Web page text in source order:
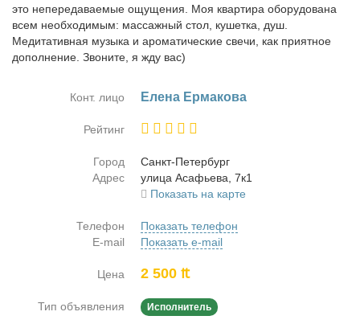
это непередаваемые ощущения. Моя квартира оборудована
всем необходимым: массажный стол, кушетка, душ.
Медитативная музыка и ароматические свечи, как приятное
дополнение. Звоните, я жду вас)
Конт. лицо Еле­на Ер­ма­ко­ва
Рейтинг
Город
Санкт-Пе­тер­бург
Адрес
ули­ца Аса­фье­ва, 7к1
Показать на карте
Телефон
Показать телефон
E-mail
Показать e-mail
Цена 2 500 ₶
Тип объявления Исполнитель